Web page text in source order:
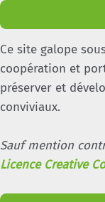
Ce site galope
coopération et
préserver et
conviviaux.
Sauf mention
Licence Creative